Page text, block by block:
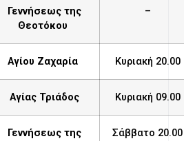
Γεννήσεως της
Θεοτόκου
–
Αγίου Ζαχαρία Κυριακή 20.00
Αγίας Τριάδος Κυριακή 09.00
Γεννήσεως της
Σάββατο 20.00